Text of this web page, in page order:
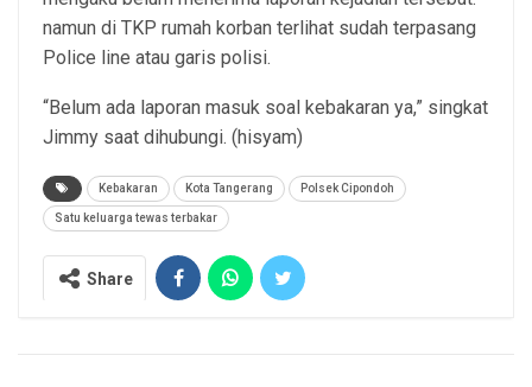
namun di TKP rumah korban terlihat sudah terpasang
Police line atau garis polisi.
“Belum ada laporan masuk soal kebakaran ya,” singkat
Jimmy saat dihubungi. (hisyam)
Kebakaran Kota Tangerang Polsek Cipondoh
Satu keluarga tewas terbakar
Share